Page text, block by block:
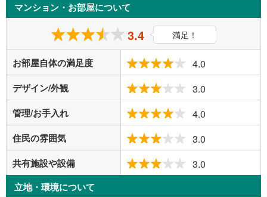
マンション・お部屋について
3.4 満足！
お部屋自体の満足度 4.0
デザイン/外観 3.0
管理/お手入れ 4.0
住民の雰囲気 3.0
共有施設や設備 3.0
立地・環境について